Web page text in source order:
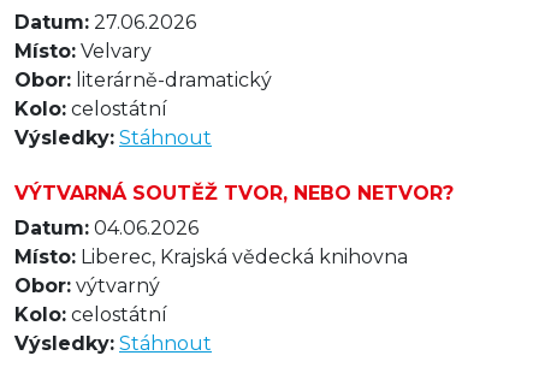
Datum: 27.06.2026
Místo: Velvary
Obor: literárně-dramatický
Kolo: celostátní
Výsledky: Stáhnout
VÝTVARNÁ SOUTĚŽ TVOR, NEBO NETVOR?
Datum: 04.06.2026
Místo: Liberec, Krajská vědecká knihovna
Obor: výtvarný
Kolo: celostátní
Výsledky: Stáhnout